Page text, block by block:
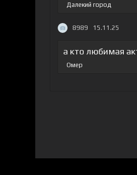
Далекий город
8989 15.11.25
а кто любимая
Омер